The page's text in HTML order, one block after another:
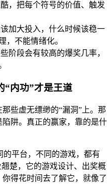
，把每个符号的价值、触发
加大投入，什么时候该稳一
，不能情绪化。
阶段会有较高的爆奖几率，
“内功”才是王道
些虚无缥缈的“漏洞”上。那
阱。真正的赢家，靠的是什
的平台，不同的游戏，都有
楚，它的游戏设计、出奖概
得花时间去了解它，就像了